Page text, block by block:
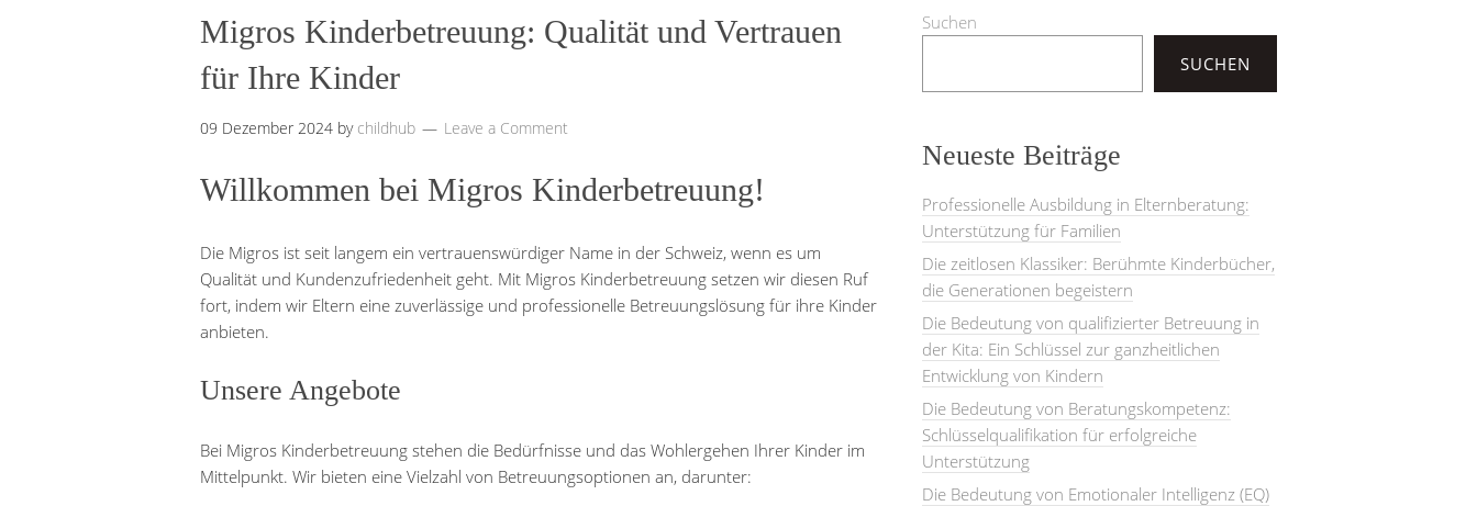
Migros Kinderbetreuung: Qualität und Vertrauen
für Ihre Kinder
09 Dezember 2024 by childhub Leave a Comment
Willkommen bei Migros Kinderbetreuung!
Die Migros ist seit langem ein vertrauenswürdiger Name in der Schweiz, wenn es um
Qualität und Kundenzufriedenheit geht. Mit Migros Kinderbetreuung setzen wir diesen Ruf
fort, indem wir Eltern eine zuverlässige und professionelle Betreuungslösung für ihre Kinder
anbieten.
Unsere Angebote
Bei Migros Kinderbetreuung stehen die Bedürfnisse und das Wohlergehen Ihrer Kinder im
Mittelpunkt. Wir bieten eine Vielzahl von Betreuungsoptionen an, darunter:
Suchen
SUCHEN
Neueste Beiträge
Professionelle Ausbildung in Elternberatung:
Unterstützung für Familien
Die zeitlosen Klassiker: Berühmte Kinderbücher,
die Generationen begeistern
Die Bedeutung von qualifizierter Betreuung in
der Kita: Ein Schlüssel zur ganzheitlichen
Entwicklung von Kindern
Die Bedeutung von Beratungskompetenz:
Schlüsselqualifikation für erfolgreiche
Unterstützung
Die Bedeutung von Emotionaler Intelligenz (EQ)